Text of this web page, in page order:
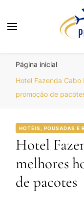
Página inicial
Hotel Fazenda Cabo
promoção de
HOTÉIS, POUSADAS E
Hotel
melhores
de pacotes